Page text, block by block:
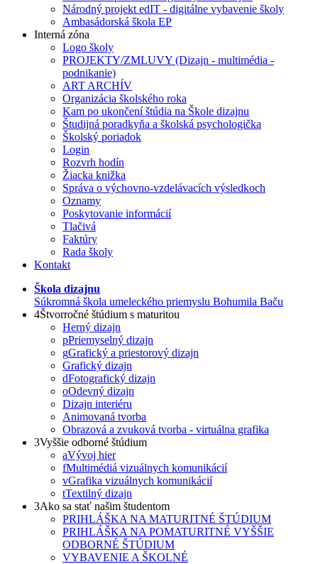
Národný projekt edIT - digitálne vybavenie školy
Ambasádorská škola EP
Interná zóna
Logo školy
PROJEKTY/ZMLUVY (Dizajn - multimédia -
podnikanie)
ART ARCHÍV
Organizácia školského roka
Kam po ukončení štúdia na Škole dizajnu
Študijná poradkyňa a školská psychologička
Školský poriadok
Login
Rozvrh hodín
Žiacka knižka
Správa o výchovno-vzdelávacích výsledkoch
Oznamy
Poskytovanie informácií
Tlačivá
Faktúry
Rada školy
Kontakt
Škola dizajnu
Súkromná škola umeleckého priemyslu Bohumila Baču
4Štvorročné štúdium s maturitou
Herný dizajn
pPriemyselný dizajn
gGrafický a priestorový dizajn
Grafický dizajn
dFotografický dizajn
oOdevný dizajn
Dizajn interiéru
Animovaná tvorba
Obrazová a zvuková tvorba - virtuálna grafika
3Vyššie odborné štúdium
aVývoj hier
fMultimédiá vizuálnych komunikácií
vGrafika vizuálnych komunikácií
tTextilný dizajn
3Ako sa stať našim študentom
PRIHLÁŠKA NA MATURITNÉ ŠTÚDIUM
PRIHLÁŠKA NA POMATURITNÉ VYŠŠIE
ODBORNÉ ŠTÚDIUM
VYBAVENIE A ŠKOLNÉ